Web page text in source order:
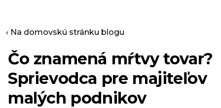
‹ Na domovskú stránku blogu
Čo znamená mŕtvy tovar?
Sprievodca pre majiteľov
malých podnikov